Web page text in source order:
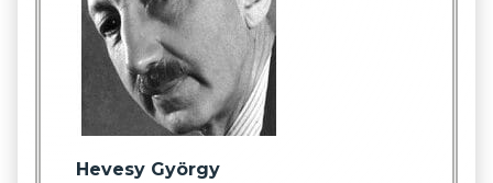
Hevesy György